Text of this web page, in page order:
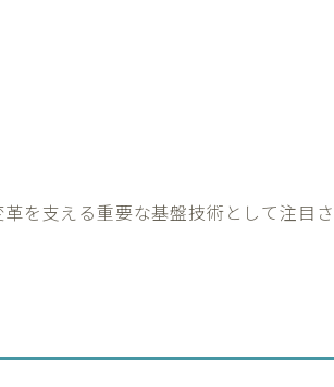
を支える重要な基盤技術として注目さ